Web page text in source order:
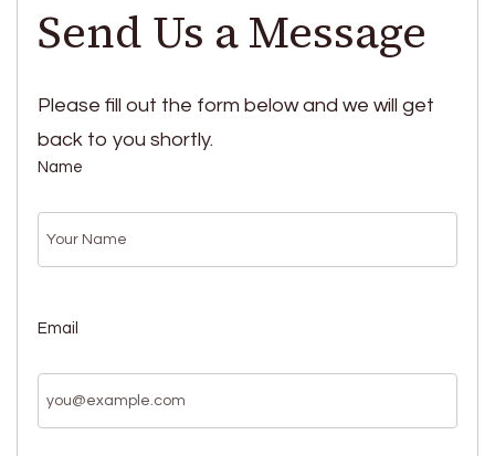
Send Us a Message
Please fill out the form below and we will get
back to you shortly.
Name
Email